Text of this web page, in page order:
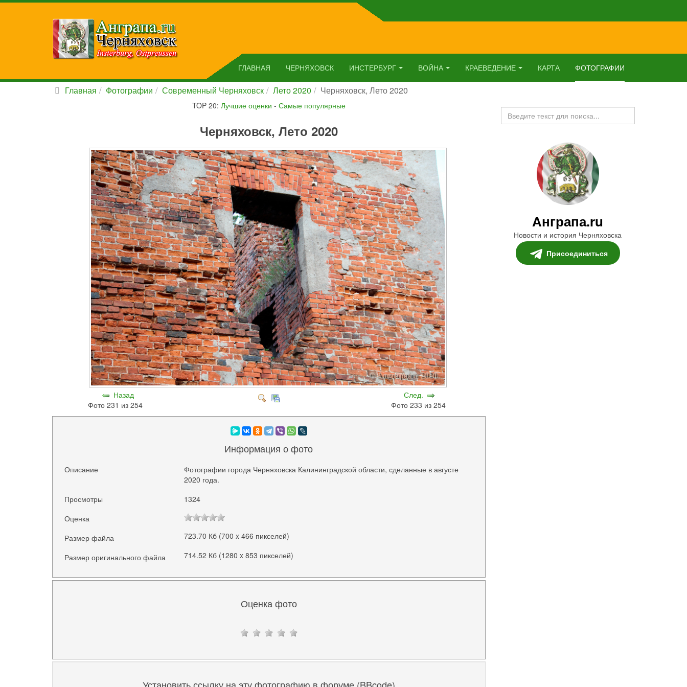
ГЛАВНАЯ ЧЕРНЯХОВСК ИНСТЕРБУРГ ВОЙНА КРАЕВЕДЕНИЕ КАРТА ФОТОГРАФИИ
Главная Фотографии Современный Черняховск Лето 2020 Черняховск, Лето 2020
TOP 20: Лучшие оценки - Самые популярные
Черняховск, Лето 2020
Назад
Фото 231 из 254
След.
Фото 233 из 254
Информация о фото
Описание
Фотографии города Черняховска Калининградской области, сделанные в августе
2020 года.
Просмотры
1324
Оценка
Размер файла
723.70 Кб (700 x 466 пикселей)
Размер оригинального файла 714.52 Кб (1280 x 853 пикселей)
Оценка фото
Установить ссылку на эту фотографию в форуме (BBcode)
Искать...
Анграпа.ru
Новости и история Черняховска
Присоединиться